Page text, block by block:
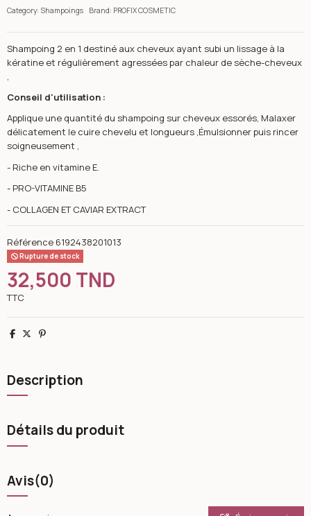
Category: Shampoings Brand: PROFIX COSMETIC
Shampoing 2 en 1 destiné aux cheveux ayant subi un lissage à la
kératine et régulièrement agressées par chaleur de sèche-cheveux
,
Conseil d'utilisation :
Applique une quantité du shampoing sur cheveux essorés, Malaxer
délicatement le cuire chevelu et longueurs ,Émulsionner puis rincer
soigneusement ,
- Riche en vitamine E.
- PRO-VITAMINE B5
- COLLAGEN ET CAVIAR EXTRACT
Référence 6192438201013
Rupture de stock
32,500 TND
TTC
Partager
TweetPinterest
Description
Détails du produit
Avis(0)